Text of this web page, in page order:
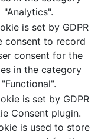
"Analytics".
is set by GDPR
consent to record
consent for the
in the category
"Functional".
is set by GDPR
Consent plugin.
is used to store